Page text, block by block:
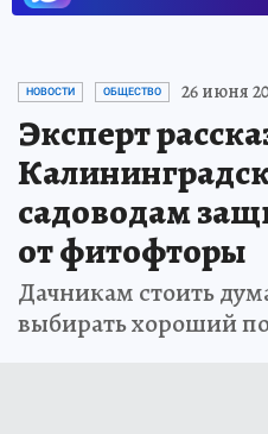
НОВОСТИ ОБЩЕСТВО 26 июня
Эксперт
садоводам
от фитофторы
Дачникам стоить
выбирать хороший